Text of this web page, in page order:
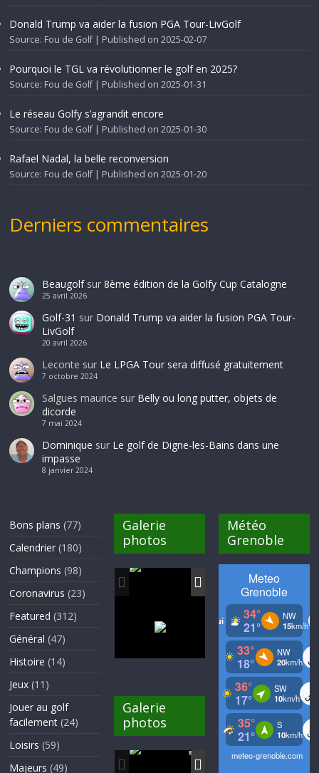
Donald Trump va aider la fusion PGA Tour-LivGolf
Source: Fou de Golf Published on 2025-02-07
Pourquoi le TGL va révolutionner le golf en 2025?
Source: Fou de Golf Published on 2025-01-31
Le réseau Golfy s’agrandit encore
Source: Fou de Golf Published on 2025-01-30
Rafael Nadal, la belle reconversion
Source: Fou de Golf Published on 2025-01-20
Derniers commentaires
Beaugolfsur 8ème édition de la Golfy Cup Catalogne
25 avril 2026
Golf-31 sur Donald Trump va aider la fusion PGA Tour-
LivGolf
20 avril 2026
Leconte sur Le LPGA Tour sera diffusé gratuitement
7 octobre 2024
Salgues maurice sur Belly ou long putter, objets de
dicorde
7 mai 2024
Dominique sur Le golf de Digne-les-Bains dans une
impasse
8 janvier 2024
Bons plans (77)
Calendrier (180)
Champions (98)
Coronavirus (23)
Featured (312)
Général (47)
Histoire (14)
Jeux (11)
Jouer au golf
facilement (24)
Loisirs (59)
Majeurs (49)
Galerie
photos
Galerie
photos
Météo
Grenoble